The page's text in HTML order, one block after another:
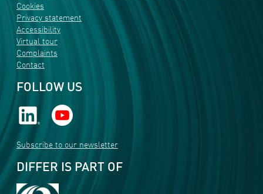
Cookies
Privacy statement
Accessibility
Virtual tour
Complaints
Contact
FOLLOW US
Subscribe to our newsletter
DIFFER IS PART OF